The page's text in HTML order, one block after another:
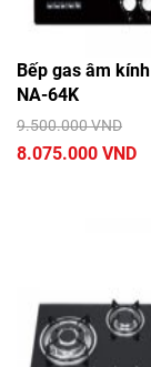
Bếp gas âm
NA-64K
9.500.000 VND
8.075.000 VND